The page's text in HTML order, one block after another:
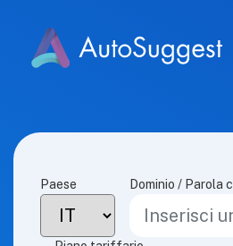
Paese Dominio / Parola